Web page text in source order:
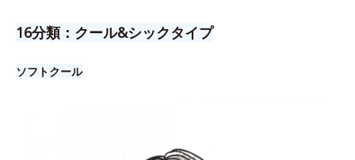
16分類：クール&シックタイプ
ソフトクール